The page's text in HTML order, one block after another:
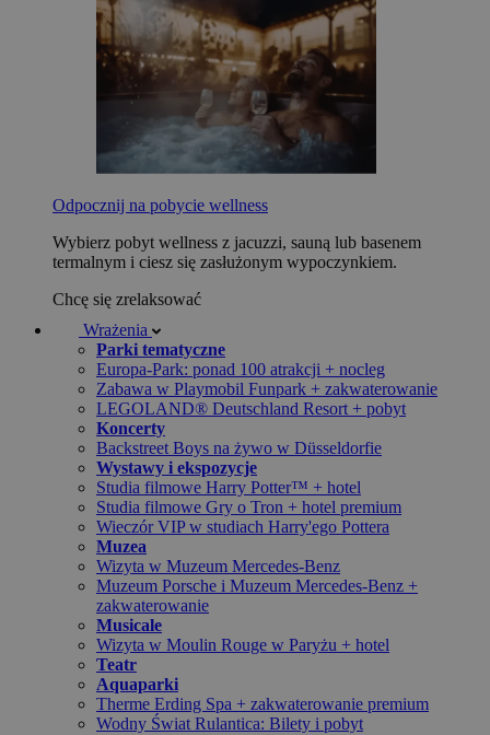
Odpocznij na pobycie wellness
Wybierz pobyt wellness z jacuzzi, sauną lub basenem
termalnym i ciesz się zasłużonym wypoczynkiem.
Chcę się zrelaksować
Wrażenia
Parki tematyczne
Europa-Park: ponad 100 atrakcji + nocleg
Zabawa w Playmobil Funpark + zakwaterowanie
LEGOLAND® Deutschland Resort + pobyt
Koncerty
Backstreet Boys na żywo w Düsseldorfie
Wystawy i ekspozycje
Studia filmowe Harry Potter™ + hotel
Studia filmowe Gry o Tron + hotel premium
Wieczór VIP w studiach Harry'ego Pottera
Muzea
Wizyta w Muzeum Mercedes-Benz
Muzeum Porsche i Muzeum Mercedes-Benz +
zakwaterowanie
Musicale
Wizyta w Moulin Rouge w Paryżu + hotel
Teatr
Aquaparki
Therme Erding Spa + zakwaterowanie premium
Wodny Świat Rulantica: Bilety i pobyt